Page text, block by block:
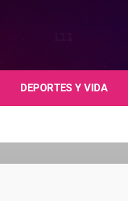
DEPORTES Y VIDA